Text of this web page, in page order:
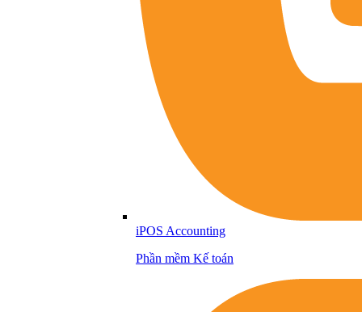
iPOS Accounting
Phần mềm Kế toán